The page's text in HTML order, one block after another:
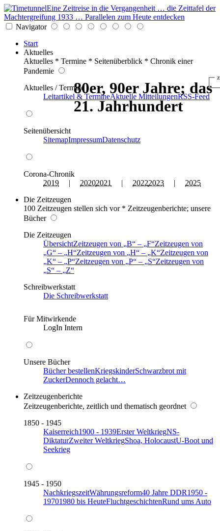
Eine Zeitreise in die Vergangenheit … die Zeittafel der
Machtergreifung 1933 … Parallelen zum Heute entdecken
Navigator
Start
Aktuelles
Aktuelles * Termine * Seitenüberblick * Chronik einer
Pandemie
Aktuelles / Termine
Leitartikel & TermineAktuelle MitteilungenRSS-Feed
Seitenübersicht
SitemapImpressumDatenschutz
Corona-Chronik
2019 | 20202021 | 20222023 | 2025
Die Zeitzeugen
100 Zeitzeugen stellen sich vor * Zeitzeugenberichte; unsere
Bücher
Die Zeitzeugen
ÜbersichtZeitzeugen von B – F Zeitzeugen von
G
– H Zeitzeugen von H – K Zeitzeugen von
K
– P Zeitzeugen von P – S Zeitzeugen von
S
–
Z
Schreibwerkstatt
Die Schreibwerkstatt
Für Mitwirkende
LogIn Intern
Unsere Bücher
Bücher bestellenKriegskinderSchwarzbrot mit
ZuckerDennoch gelacht…
Zeitzeugenberichte
Zeitzeugenberichte, zeitlich und thematisch geordnet
1850 - 1945
Kaiserreich1900 - 1939Erster WeltkriegNS-
DiktaturZweiter WeltkriegShoa, HolocaustU-Boot und
Seekrieg
1945 - 1950
NachkriegszeitWährungsreform40 Jahre DDR1950 -
19701980 bis HeuteFluchtgeschichtenRund ums Auto
80er, 90er Jahre; das
21. Jahrhundert